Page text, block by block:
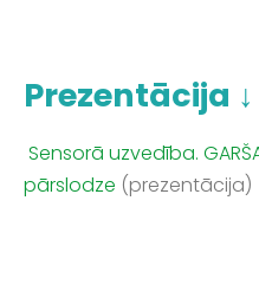
Prezentācija ↓
Sensorā uzvedība.
pārslodze (prezentācija)